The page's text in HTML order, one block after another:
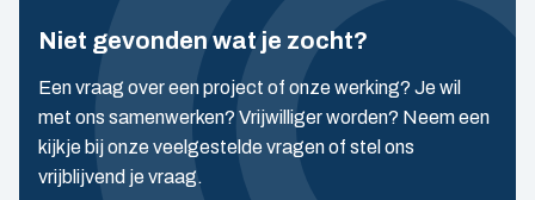
Niet gevonden wat je zocht?
Een vraag over een project of onze werking? Je wil
met ons samenwerken? Vrijwilliger worden? Neem een
kijkje bij onze veelgestelde vragen of stel ons
vrijblijvend je vraag.